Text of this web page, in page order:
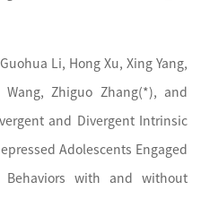
Li, Hong Xu, Xing Yang,
Zhiguo Zhang(*), and
and Divergent Intrinsic
Adolescents Engaged
Behaviors with and without